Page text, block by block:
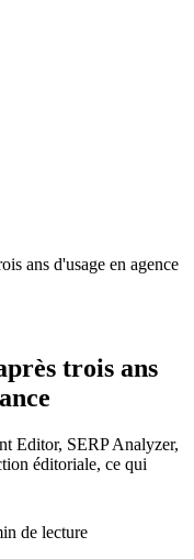
ans d'usage en agence
trois ans
Editor, SERP Analyzer,
éditoriale, ce qui
de lecture